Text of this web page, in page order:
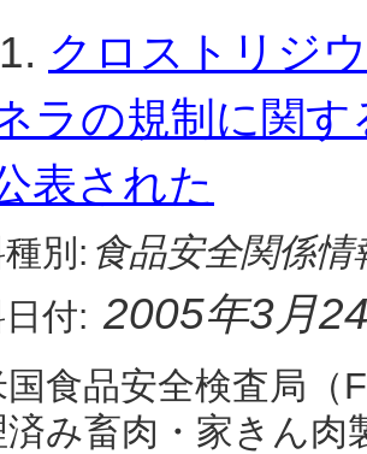
クロストリジ
ラの規制に関
表された
別: 食品安全関係情
付: 2005年3月
食品安全検査局（
済み畜肉・家きん